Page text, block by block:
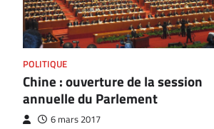
POLITIQUE
Chine : ouverture de la session
annuelle du Parlement
6 mars 2017